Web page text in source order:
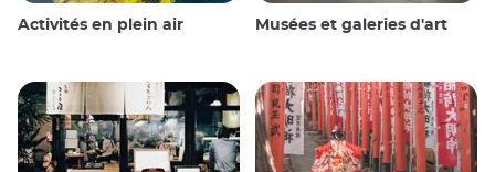
Activités en plein air Musées et galeries d'art